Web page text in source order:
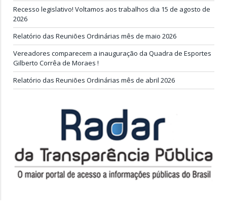
Recesso legislativo! Voltamos aos trabalhos dia 15 de agosto de
2026
Relatório das Reuniões Ordinárias mês de maio 2026
Vereadores comparecem a inauguração da Quadra de Esportes
Gilberto Corrêa de Moraes !
Relatório das Reuniões Ordinárias mês de abril 2026